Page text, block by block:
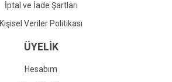
İptal ve İade Şartları
Kişisel Veriler Politikası
ÜYELİK
Hesabım